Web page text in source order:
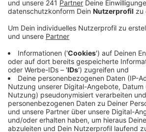
langen Stau.
Veröffentlicht:Dienstag, 07.03.2023
Anzeige
Auf der Autobahn A 45 45 hatte sich
Morgen bei Olpe ein Lastwagen
gab es mit Beginn des
Rückstaus. Während es auf den